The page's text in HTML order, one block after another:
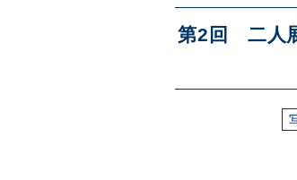
第2回 二人
ブログ
展示のお申し